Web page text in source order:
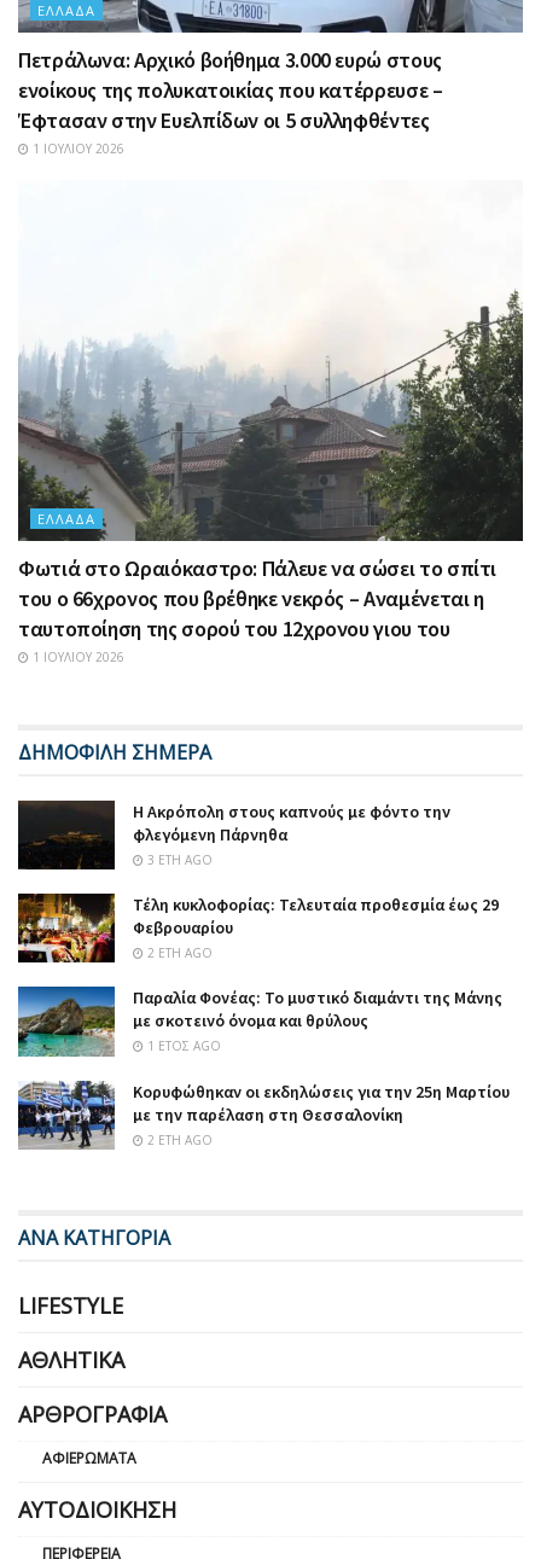
ΕΛΛΆΔΑ
Πετράλωνα: Αρχικό βοήθημα 3.000 ευρώ στους
ενοίκους της πολυκατοικίας που κατέρρευσε –
Έφτασαν στην Ευελπίδων οι 5 συλληφθέντες
1 ΙΟΥΛΊΟΥ 2026
ΕΛΛΆΔΑ
Φωτιά στο Ωραιόκαστρο: Πάλευε να σώσει το σπίτι
του ο 66χρονος που βρέθηκε νεκρός – Αναμένεται η
ταυτοποίηση της σορού του 12χρονου γιου του
1 ΙΟΥΛΊΟΥ 2026
ΔΗΜΟΦΙΛΗ ΣΗΜΕΡΑ
Η Ακρόπολη στους καπνούς με φόντο την
φλεγόμενη Πάρνηθα
3 ΈΤΗ AGO
Τέλη κυκλοφορίας: Τελευταία προθεσμία έως 29
Φεβρουαρίου
2 ΈΤΗ AGO
Παραλία Φονέας: Το μυστικό διαμάντι της Μάνης
με σκοτεινό όνομα και θρύλους
1 ΈΤΟΣ AGO
Κορυφώθηκαν οι εκδηλώσεις για την 25η Μαρτίου
με την παρέλαση στη Θεσσαλονίκη
2 ΈΤΗ AGO
ΑΝΑ ΚΑΤΗΓΟΡΙΑ
LIFESTYLE
ΑΘΛΗΤΙΚΆ
ΑΡΘΡΟΓΡΑΦΊΑ
ΑΦΙΕΡΏΜΑΤΑ
ΑΥΤΟΔΙΟΊΚΗΣΗ
ΠΕΡΙΦΈΡΕΙΑ